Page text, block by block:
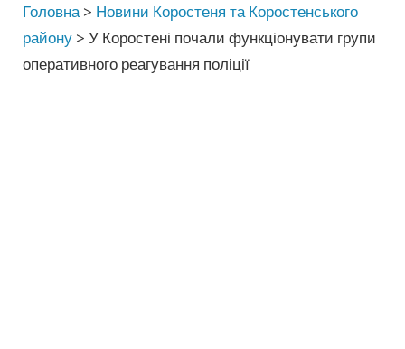
Головна > Новини Коростеня та Коростенського
району >У Коростені почали функціонувати групи
оперативного реагування поліції